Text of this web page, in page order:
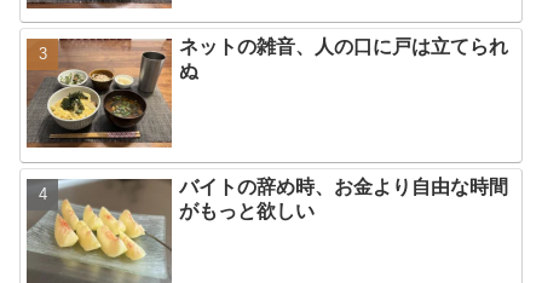
ネットの雑音、人の口に戸は立てられ
ぬ
バイトの辞め時、お金より自由な時間
がもっと欲しい